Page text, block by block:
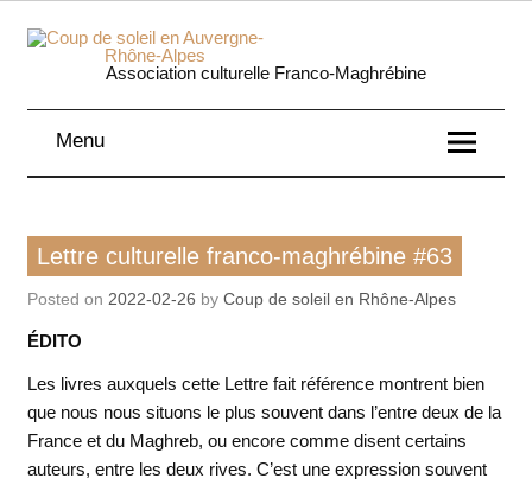
Skip
content
Coup
soleil
Association culturelle Franco-Maghrébine
Menu
Lettre culturelle franco-maghrébine
Lettre culturelle franco-maghrébine #63
Posted on 2022-02-26 by Coup de soleil en Rhône-Alpes
ÉDITO
Les livres auxquels cette Lettre fait référence montrent bien
que nous nous situons le plus souvent dans l’entre deux de la
France et du Maghreb, ou encore comme disent certains
auteurs, entre les deux rives. C’est une expression souvent